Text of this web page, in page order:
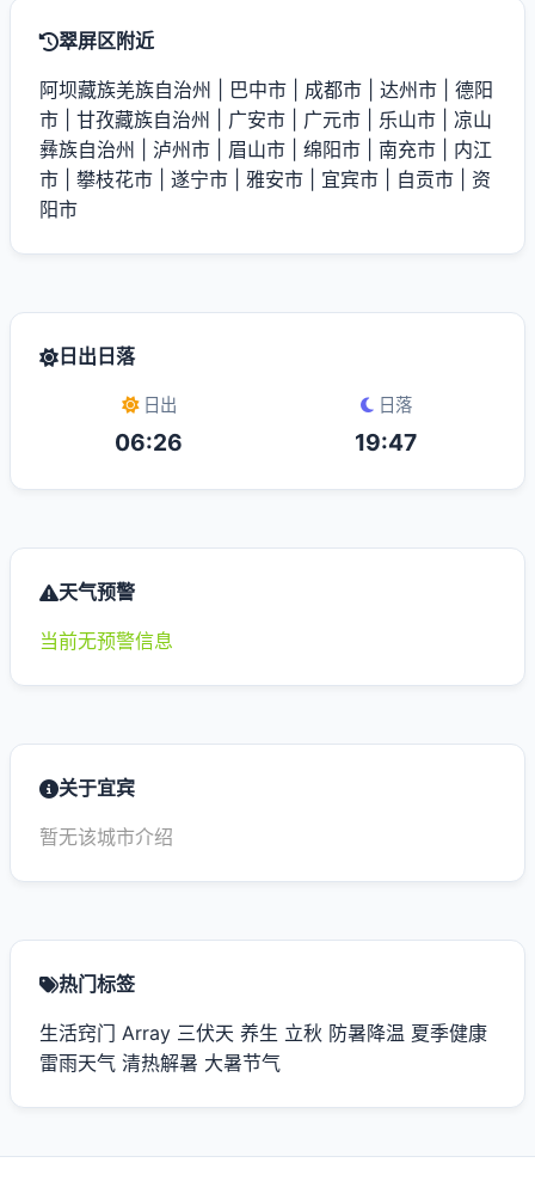
翠屏区附近
阿坝藏族羌族自治州 巴中市 成都市 达州市
德阳
市
甘孜藏族自治州 广安市 广元市 乐山市
凉山
彝族自治州
泸州市 眉山市 绵阳市 南充市
内江
市
攀枝花市 遂宁市 雅安市 宜宾市 自贡市
资
阳市
日出日落
日出
06:26
日落
19:47
天气预警
当前无预警信息
关于宜宾
暂无该城市介绍
热门标签
生活窍门 Array 三伏天 养生 立秋 防暑降温 夏季健康
雷雨天气 清热解暑 大暑节气